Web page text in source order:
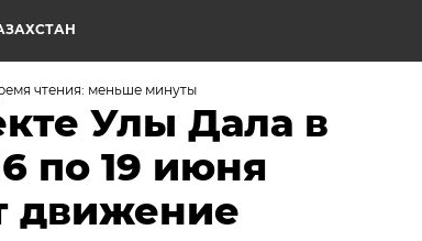
чтения: меньше минуты
Улы Дала в
по 19 июня
движение